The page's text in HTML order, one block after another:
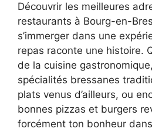
Découvrir les meilleures
restaurants à Bourg-en-
s’immerger dans une
repas raconte une histoire.
de la cuisine
spécialités bressanes
plats venus d’ailleurs, ou
bonnes pizzas et burgers
forcément ton bonheur